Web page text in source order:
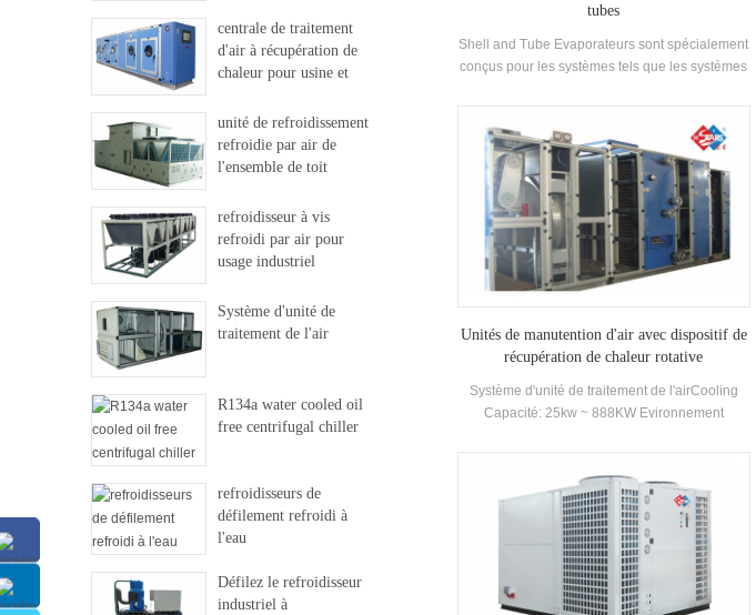
tubes
Shell and Tube Evaporateurs sont spécialement
conçus pour les systèmes tels que les systèmes
refroidissement et la pompe à chaleur usinage.
Sa maintenance pratique, ses performances de
transfert de chaleur élevées, sont largement
utilisées dans les processus chimiques, les
centrales électriques, les machines de
réfrigération et les autres autres Occasions.
Unités de manutention d'air avec dispositif de
récupération de chaleur rotative
Système d'unité de traitement de l'airCooling
Capacité: 25kw ~ 888KW Evironnement
centrale de traitement
d'air à récupération de
chaleur pour usine et
unité de refroidissement
refroidie par air de
l'ensemble de toit
refroidisseur à vis
refroidi par air pour
usage industriel
Système d'unité de
traitement de l'air
R134a water cooled oil
free centrifugal chiller
refroidisseurs de
défilement refroidi à
l'eau
Défilez le refroidisseur
industriel à